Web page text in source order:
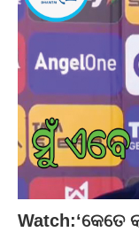
Watch:‘କେତେ